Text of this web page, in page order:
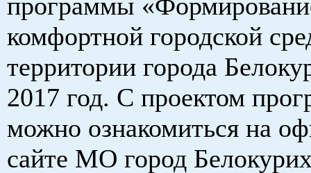
комфортной городской
территории города
2017 год. С проектом
можно ознакомиться на
сайте МО город